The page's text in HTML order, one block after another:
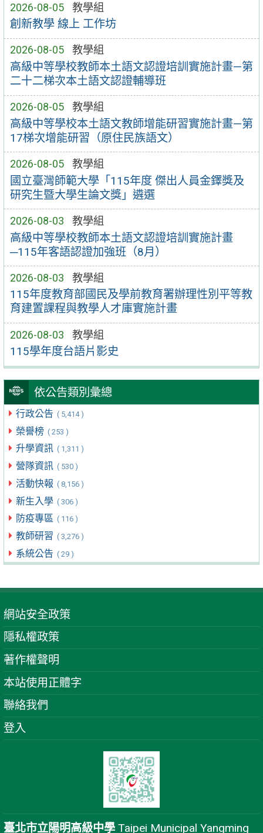
2026-08-05 教學組
創新教學 線上 工作坊
2026-08-05 教學組
高級中等學校教師本土語文認證培訓實施計畫—第
二十二梯次本土語文認證輔導班
2026-08-05 教學組
高級中等學校本土語文教師增能研習實施計畫—第
17梯次增能研習（原住民族語文）
2026-08-05 教學組
國立臺灣師範大學「115年度 傑出人員金鐸獎及
研究生暨大學生論文獎」遴選
2026-08-03 教學組
高級中等學校教師本土語文認證培訓實施計畫
─115年客語認證加強班（8月）
2026-08-03 教學組
115年度教育部國民及學前教育署辦理性別平等教
育建置課程與教學人才庫實施計畫
2026-08-03 教學組
115學年度台語片影史
依公告類別彙總
行政公告 ( 5,414 )
榮譽榜 ( 253 )
升學資訊 ( 1,311 )
營隊資訊 ( 530 )
活動快報 ( 8,156 )
新生入學 ( 306 )
防疫專區 ( 116 )
教師研習 ( 3,276 )
系統公告 ( 29 )
網站安全政策
隱私權政策
著作權聲明
本站使用正體字
聯絡我們
登入
臺北市立陽明高級中學 Taipei Municipal Yangming